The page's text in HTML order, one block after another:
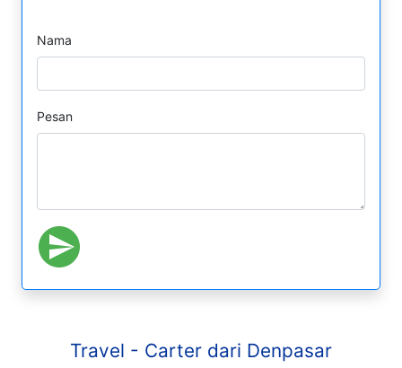
Nama
Pesan
Travel - Carter dari Denpasar